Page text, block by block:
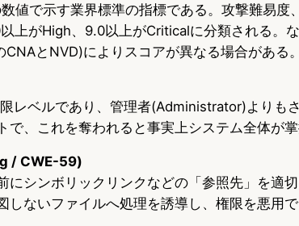
値で示す業界標準の指標である。攻撃難易度
上がHigh、9.0以上がCriticalに分類される。
とNVD)によりスコアが異なる場合がある。
レベルであり、管理者(Administrator)よりも
で、これを奪われると事実上システム全体が掌
/ CWE-59)
にシンボリックリンクなどの「参照先」を適
しないファイルへ処理を誘導し、権限を悪用で